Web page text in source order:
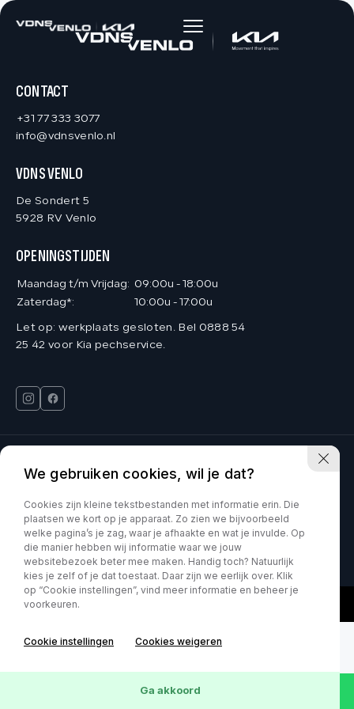
HOME
AANBOD
DIENSTEN
VACATURES
VERKOCHT
CONTACT
CONTACT
+31 77 333 3077
info@vdnsvenlo.nl
VDNS VENLO
De Sondert 5
5928 RV Venlo
OPENINGSTIJDEN
Maandag t/m Vrijdag: 09:00u - 18:00u
Zaterdag*:
10:00u - 17:00u
Let op: werkplaats gesloten. Bel 0888 54
25 42 voor Kia pechservice.
Deinum Venlo is onderdeel van Kia VDNS
Car Movement is onderdeel van Kia VDNS
KVK : 60070897
We gebruiken cookies, wil je dat?
Cookies zijn kleine tekstbestanden met informatie erin. Die
plaatsen we kort op je apparaat. Zo zien we bijvoorbeeld
welke pagina’s je zag, waar je afhaakte en wat je invulde. Op
die manier hebben wij informatie waar we jouw
websitebezoek beter mee maken. Handig toch? Natuurlijk
kies je zelf of je dat toestaat. Daar zijn we eerlijk over. Klik
op “Cookie instellingen”, vind meer informatie en beheer je
voorkeuren.
Cookie instellingen Cookies weigeren
Ga akkoord